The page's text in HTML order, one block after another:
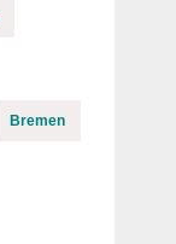
Bremen